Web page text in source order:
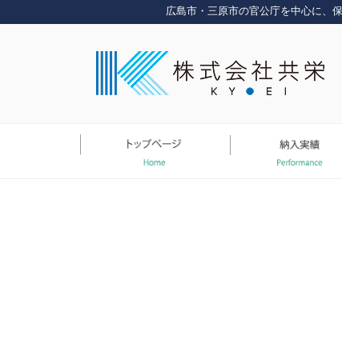
ン
広島市・三原市の官公庁を中心に、